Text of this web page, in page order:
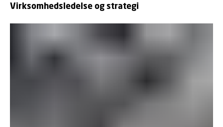
Virksomhedsledelse og strategi